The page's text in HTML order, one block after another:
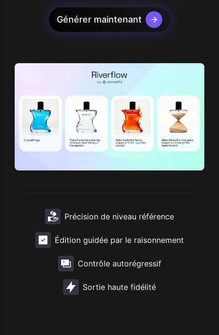
Générer maintenant
Précision de niveau référence
Édition guidée par le raisonnement
Contrôle autorégressif
Sortie haute fidélité